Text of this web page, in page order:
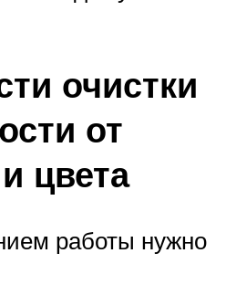
очистки
от
цвета
работы нужно